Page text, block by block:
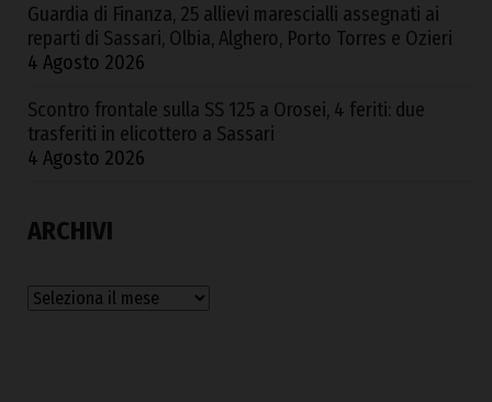
Guardia di Finanza, 25 allievi marescialli assegnati ai
reparti di Sassari, Olbia, Alghero, Porto Torres e Ozieri
4 Agosto 2026
Scontro frontale sulla SS 125 a Orosei, 4 feriti: due
trasferiti in elicottero a Sassari
4 Agosto 2026
ARCHIVI
Archivi